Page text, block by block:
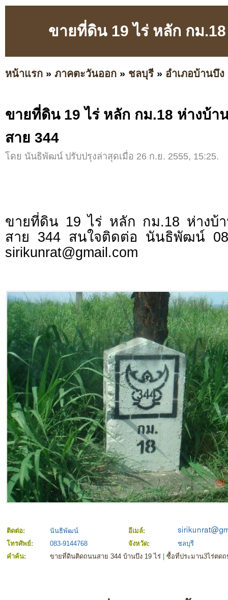
ขายที่ดิน 19 ไร่ หลัก กม
หน้าแรก » ภาคตะวันออก » ชลบุรี » อำเภอบ้านบึง
ขายที่ดิน 19 ไร่ หลัก กม.18 ห่างบ้า
สาย 344
โดย นันธิพัฒน์ ปรับปรุงล่าสุดเมื่อ 26 ก.ย. 2555, 15:25.
ขายที่ดิน 19 ไร่ หลัก กม.18 ห่างบ้
สาย 344 สนใจติดต่อ นันธิพัฒน์
sirikunrat@gmail.com
ติดต่อ: นันธิพัฒน์
อีเมล์:
โทรศัพย์:
083-9144768 จังหวัด:
ชลบุรี
คำค้น:
ขายที่ดินติดถนนสาย 344 บ้านบึง 19 ไร่ ซื้อที่ประมาน3ไร่ตดถ